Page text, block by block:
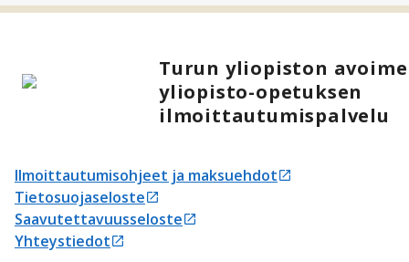
Turun yliopiston
yliopisto-opetuksen
ilmoittautumispalvelu
Ilmoittautumisohjeet ja maksuehdot
Avautuu uudessa välilehdessä
Tietosuojaseloste
Avautuu uudessa välilehdessä
Saavutettavuusseloste
Avautuu uudessa välilehdessä
Yhteystiedot
Avautuu uudessa välilehdessä